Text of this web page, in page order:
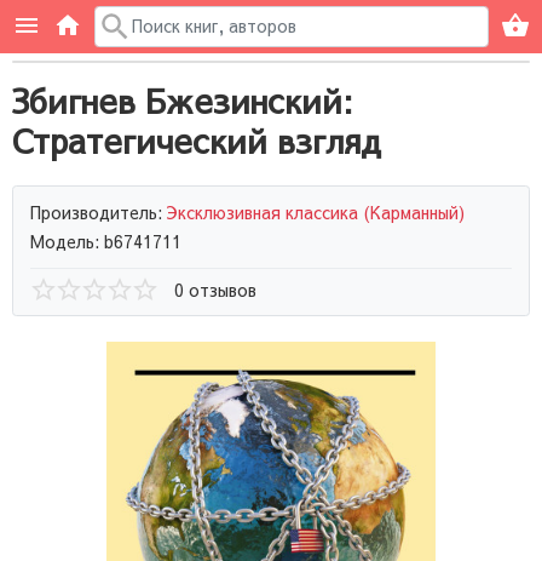
Збигнев Бжезинский:
Стратегический взгляд
Производитель: Эксклюзивная классика (Карманный)
Модель: b6741711
0 отзывов